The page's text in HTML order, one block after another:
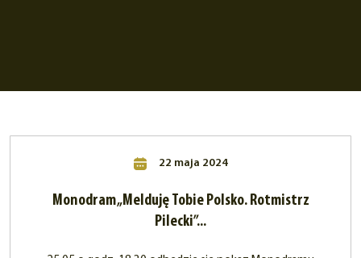
22 maja 2024
Monodram „Melduję Tobie Polsko. Rotmistrz
Pilecki”...